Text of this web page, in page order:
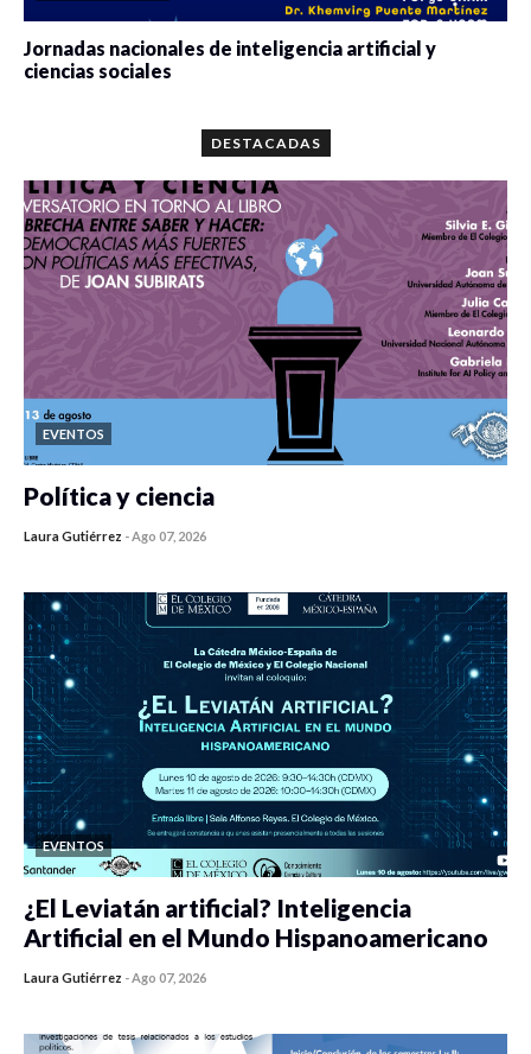
Jornadas nacionales de inteligencia artificial y
ciencias sociales
DESTACADAS
EVENTOS
Política y ciencia
Laura Gutiérrez -Ago 07, 2026
EVENTOS
¿El Leviatán artificial? Inteligencia
Artificial en el Mundo Hispanoamericano
Laura Gutiérrez -Ago 07, 2026